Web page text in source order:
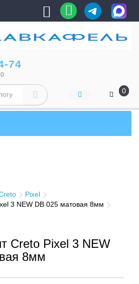
74
0
Pixel
3 NEW DB 025 матовая 8мм
Creto Pixel 3 NEW
8мм